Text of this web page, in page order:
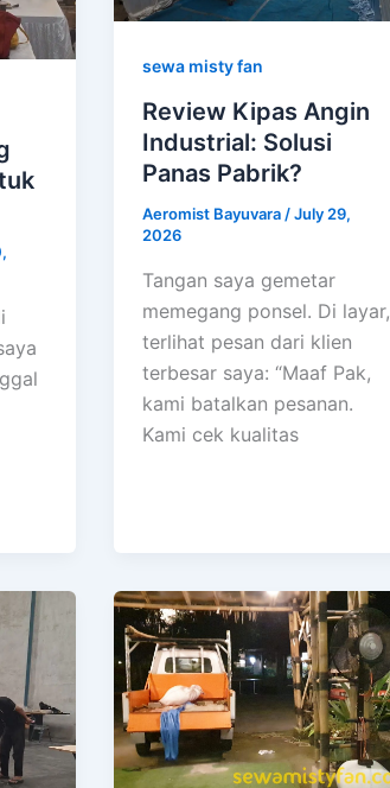
sewa misty fan
Review Kipas Angin
Industrial: Solusi
Panas Pabrik?
Aeromist Bayuvara/July 29,
2026
Tangan saya gemetar
memegang ponsel. Di layar,
terlihat pesan dari klien
terbesar saya: “Maaf Pak,
kami batalkan pesanan.
Kami cek kualitas